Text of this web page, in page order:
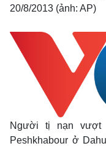
20/8/2013 (ảnh: AP)
Người tị nạn vượt
Peshkhabour ở